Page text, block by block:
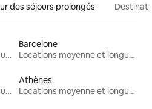
des séjours prolongés
Locations moyenne et longue durée
Barcelone
Locations moyenne et longue durée
Locations moyenne et longue durée
Athènes
Locations moyenne et longue durée